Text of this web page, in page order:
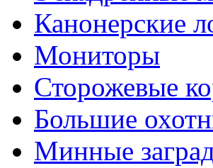
Канонерские
Мониторы
Сторожевые
Большие
Минные